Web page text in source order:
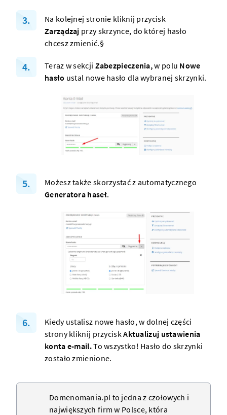
Na kolejnej stronie kliknij przycisk
Zarządzaj przy skrzynce, do której hasło
chcesz zmienić.§
Teraz w sekcji Zabezpieczenia,w polu Nowe
hasło ustal nowe hasło dla wybranej skrzynki.
Możesz także skorzystać z automatycznego
Generatora haseł.
Kiedy ustalisz nowe hasło, w dolnej części
strony kliknij przyciskAktualizuj ustawienia
konta e-mail.To wszystko! Hasło do skrzynki
zostało zmienione.
Domenomania.pl to jedna z czołowych i
największych firm w Polsce, która